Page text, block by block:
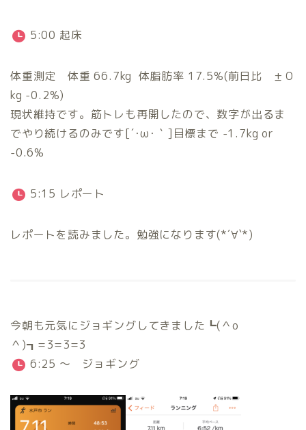
5:00 起床
体重測定 体重 66.7kg 体脂肪率 17.5%(前日比 ±０
kg -0.2%)
現状維持です。筋トレも再開したので、数字が出るま
でやり続けるのみです[´･ω･｀]目標まで -1.7kg or
-0.6%
5:15 レポート
レポートを読みました。勉強になります(*´∀`*)
今朝も元気にジョギングしてきました┗(＾o
＾)┓=3=3=3
6:25 ～ ジョギング